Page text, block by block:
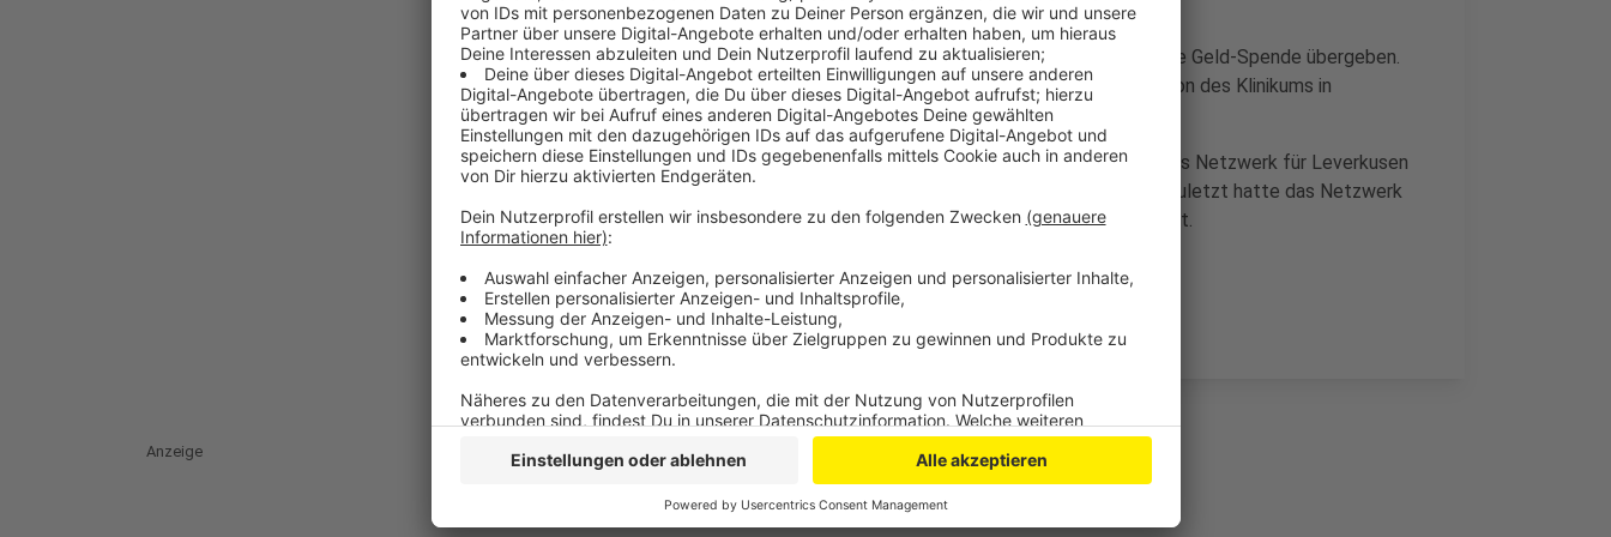
Am Montagabend hat das Unternehmer-Netzwerk seine allererste Geld-Spende übergeben.
Der Frühchen-Verein und mit ihm die Neugeborenen-Intensivstation des Klinikums in
Schlebusch bekommen rund 5.000 Euro.
Von dem Geld will der Verein medizinisches Equipment kaufen. Das Netzwerk für Leverkusen
hatte seit Anfang Dezember zu der Spendenaktion aufgerufen. Zuletzt hatte das Netzwerk
der Opladener St. Michael Kita eine neue Digitalkamera gespendet.
Anzeige
Anzeige